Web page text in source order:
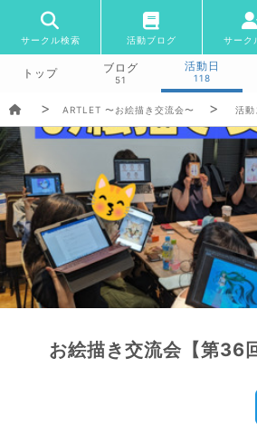
サークル検索 活動ブログ サーク
トップ ブログ
51
活動日
118
ARTLET 〜お絵描き交流会〜 活動
お絵描き交流会【第36